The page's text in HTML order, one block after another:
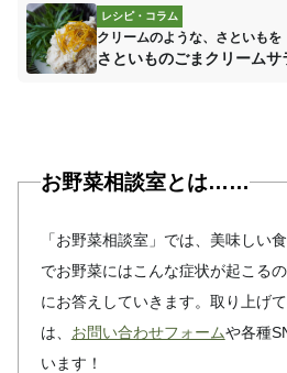
レシピ・コラム
クリームのような、さといもを
さといものごまクリームサ
お野菜相談室とは……
「お野菜相談室」では、美味しい
でお野菜にはこんな症状が起こる
にお答えしていきます。取り上げ
は、 お問い合わせフォームや各種
います！